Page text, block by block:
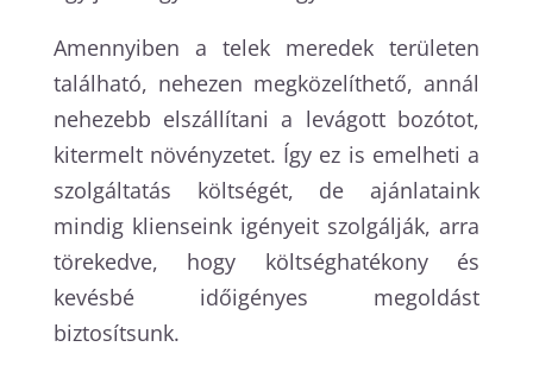
Amennyiben a telek meredek területen
található, nehezen megközelíthető, annál
nehezebb elszállítani a levágott bozótot,
kitermelt növényzetet. Így ez is emelheti a
szolgáltatás költségét, de ajánlataink
mindig klienseink igényeit szolgálják, arra
törekedve, hogy költséghatékony és
kevésbé időigényes megoldást
biztosítsunk.